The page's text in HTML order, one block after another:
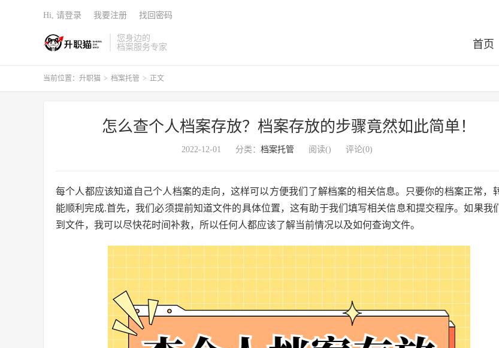
您身边的
档案服务专家
首页
Hi, 请登录 我要注册 找回密码
当前位置： 升职猫 > 档案托管 > 正文
怎么查个人档案存放？档案存放的步骤竟然如此简单！
2022-12-01 分类： 档案托管 阅读() 评论(0)
每个人都应该知道自己个人档案的走向，这样可以方便我们了解档案的相关信息。只要你的档案正常，
能顺利完成.首先，我们必须提前知道文件的具体位置，这有助于我们填写相关信息和提交程序。如果我
到文件，我可以尽快花时间补救，所以任何人都应该了解当前情况以及如何查询文件。